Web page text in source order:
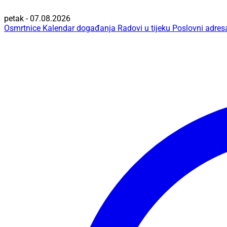
petak - 07.08.2026
Osmrtnice Kalendar događanja Radovi u tijeku Poslovni